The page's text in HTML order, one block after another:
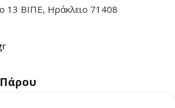
13 ΒΙΠΕ, Ηράκλειο 71408